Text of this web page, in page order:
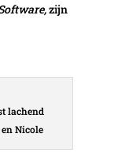
zijn
lachend
Nicole